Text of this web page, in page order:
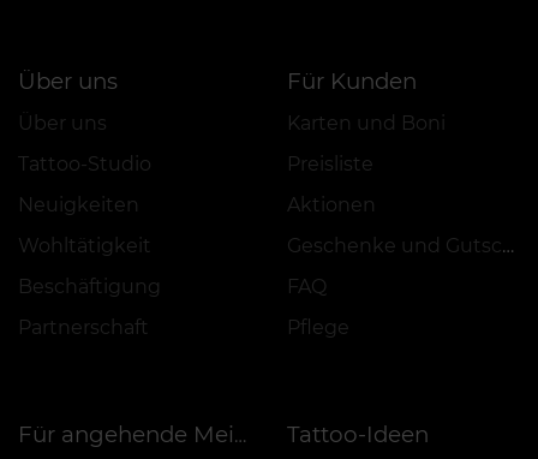
Über uns
Über uns
Tattoo-Studio
Neuigkeiten
Wohltätigkeit
Beschäftigung
Partnerschaft
Für Kunden
Karten und Boni
Preisliste
Aktionen
Geschenke und Gutscheine
FAQ
Pflege
Für angehende Meister
Tattoo-Ideen